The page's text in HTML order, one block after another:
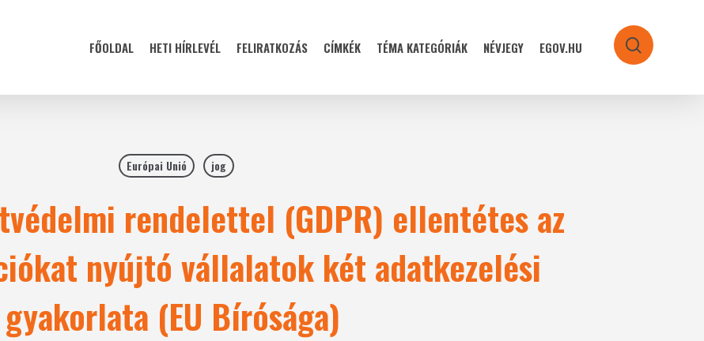
FŐOLDAL HETI HÍRLEVÉL FELIRATKOZÁS CÍMKÉK TÉMA KATEGÓRIÁK NÉVJEGY EGOV.HU search
Európai Unió jog
rendelettel (GDPR) ellentétes az
nyújtó vállalatok két adatkezelési
gyakorlata (EU Bírósága)